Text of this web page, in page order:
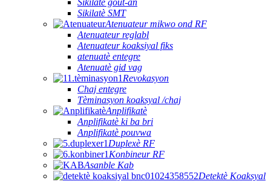
Sikilatè gout-an
Sikilatè SMT
Atenuateur mikwo ond RF
Atenuateur reglabl
Atenuateur koaksiyal fiks
atenuatè entegre
Atenuatè gid vag
Revokasyon
Chaj entegre
Tèminasyon koaksyal /chaj
Anplifikatè
Anplifikatè ki ba bri
Anplifikatè pouvwa
Duplexè RF
Konbineur RF
Asanble Kab
Detektè Koaksyal